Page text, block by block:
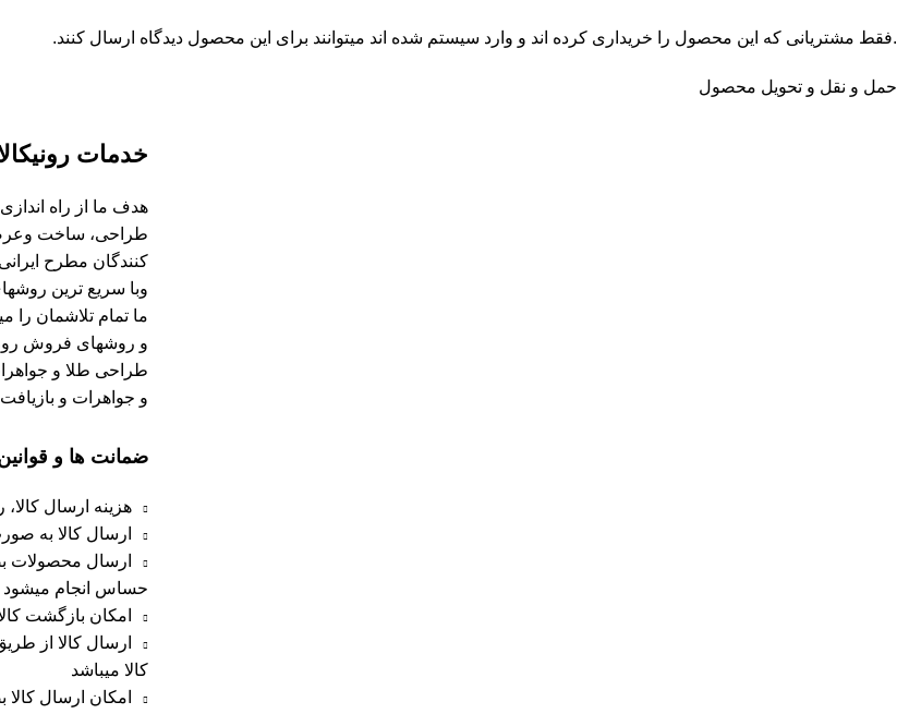
.فقط مشتریانی که این محصول را خریداری کرده اند و وارد سیستم شده اند میتوانند برای این محصول دیدگاه ارسال کنند.
حمل و نقل و تحویل محصول
خدمات
هدف ما از راه اندازی
طراحی، ساخت وعرضه
کنندگان مطرح
وبا سریع ترین
ما تمام تلاشمان را
و روشهای فروش روز
طراحی طلا و
و جواهرات و
ضمانت ها و
هزینه ارسال
ارسال کالا به
ارسال محصولات
حساس انجام میشود
امکان بازگشت کالا به مدت 7 روز از زمان
ارسال کالا از
کالا میباشد
امکان ارسال